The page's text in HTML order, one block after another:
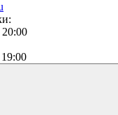
20:00